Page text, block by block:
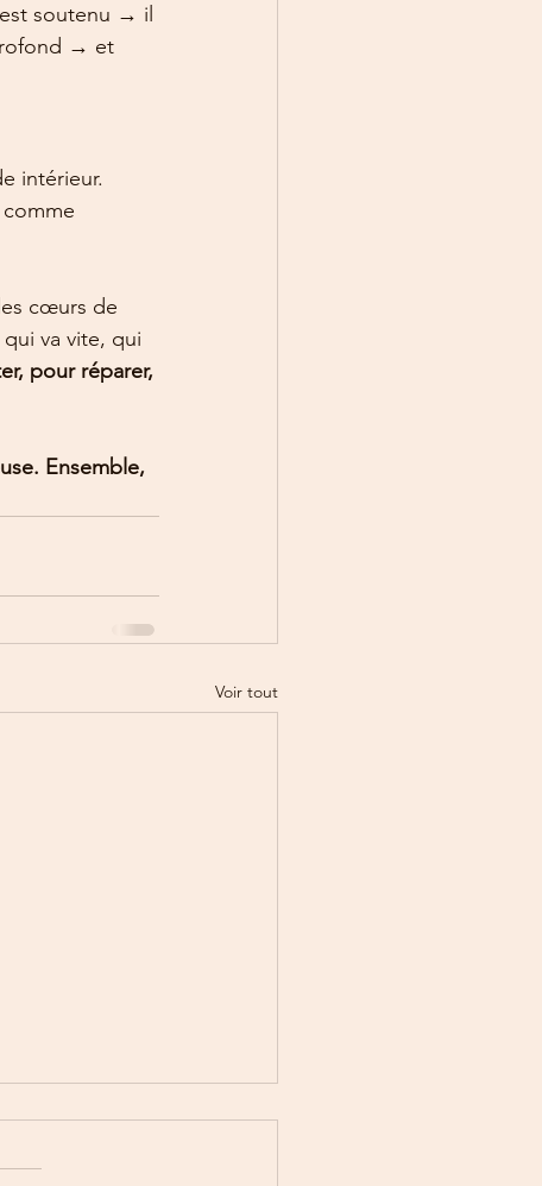
soutenu → il
→ et
intérieur.
cœurs de
va vite, qui
pour réparer,
Ensemble,
Voir tout